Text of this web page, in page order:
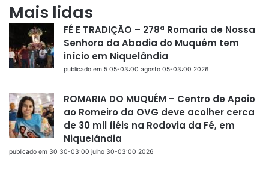
Mais lidas
FÉ E TRADIÇÃO – 278ª Romaria de Nossa
Senhora da Abadia do Muquém tem
início em Niquelândia
publicado em 5 05-03:00 agosto 05-03:00 2026
ROMARIA DO MUQUÉM – Centro de Apoio
ao Romeiro da OVG deve acolher cerca
de 30 mil fiéis na Rodovia da Fé, em
Niquelândia
publicado em 30 30-03:00 julho 30-03:00 2026